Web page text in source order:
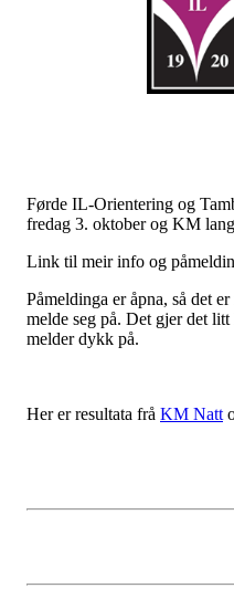
Førde IL-Orientering og
fredag 3. oktober og KM
Link til meir info og
Påmeldinga er åpna, så det
melde seg på. Det gjer det
melder dykk på.
Her er resultata frå KM Natt